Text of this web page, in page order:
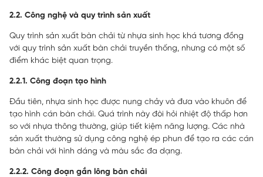
2.2. Công nghệ và quy trình sản xuất
Quy trình sản xuất bàn chải từ nhựa sinh học khá tương đồng
với quy trình sản xuất bàn chải truyền thống, nhưng có một số
điểm khác biệt quan trọng.
2.2.1. Công đoạn tạo hình
Đầu tiên, nhựa sinh học được nung chảy và đưa vào khuôn để
tạo hình cán bàn chải. Quá trình này đòi hỏi nhiệt độ thấp hơn
so với nhựa thông thường, giúp tiết kiệm năng lượng. Các nhà
sản xuất thường sử dụng công nghệ ép phun để tạo ra các cán
bàn chải với hình dáng và màu sắc đa dạng.
2.2.2. Công đoạn gắn lông bàn chải